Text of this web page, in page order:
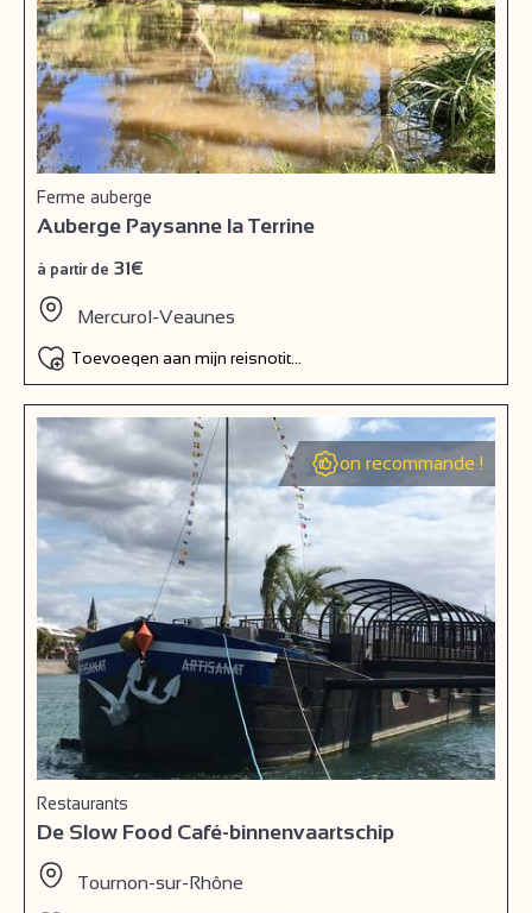
Ferme auberge
Auberge Paysanne la Terrine
à partir de 31€
Mercurol-Veaunes
Toevoegen aan mijn reisnotitieboek
on recommande !
Restaurants
De Slow Food Café-binnenvaartschip
Tournon-sur-Rhône